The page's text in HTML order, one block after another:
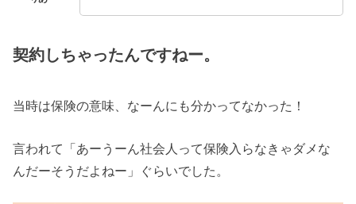
契約しちゃったんですねー。
当時は保険の意味、なーんにも分かってなかった！
言われて「あーうーん社会人って保険入らなきゃダメな
んだーそうだよねー」ぐらいでした。